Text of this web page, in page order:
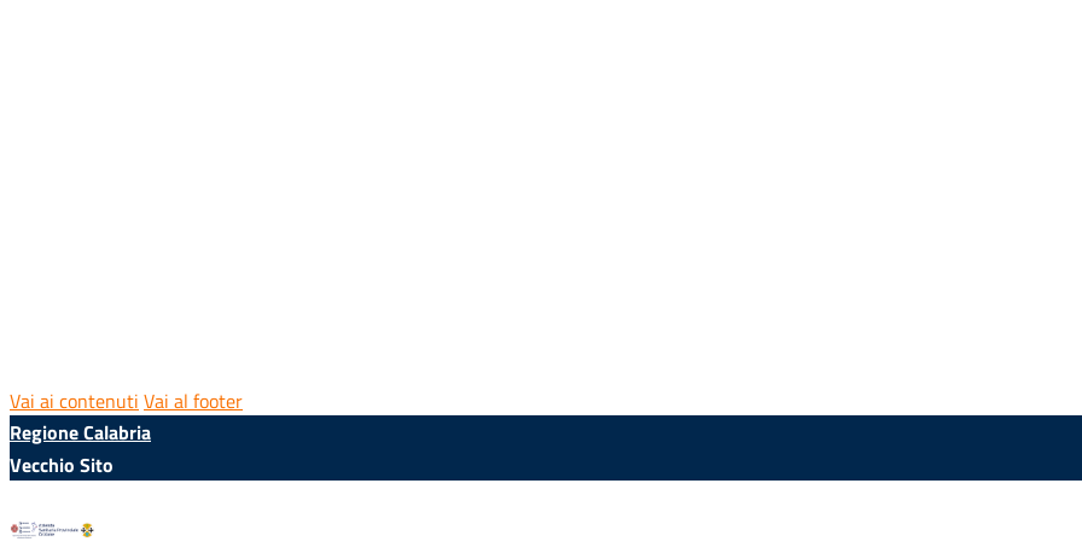
Vai ai contenuti Vai al footer
Regione Calabria
Vecchio Sito